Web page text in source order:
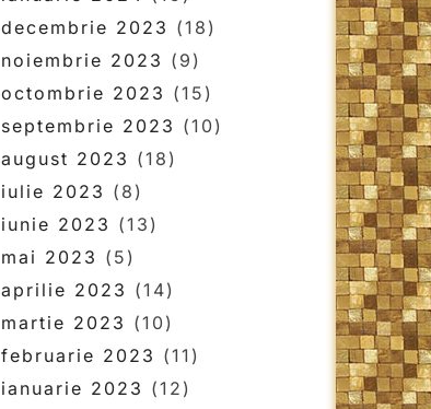
decembrie 2023 (18)
noiembrie 2023 (9)
octombrie 2023 (15)
septembrie 2023 (10)
august 2023 (18)
iulie 2023 (8)
iunie 2023 (13)
mai 2023 (5)
aprilie 2023 (14)
martie 2023 (10)
februarie 2023 (11)
ianuarie 2023 (12)